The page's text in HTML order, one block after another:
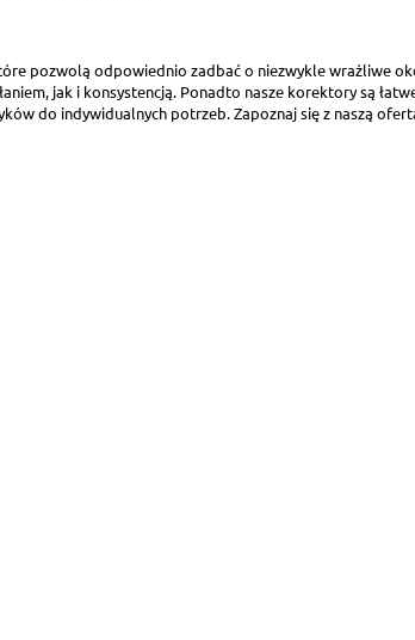
pozwolą odpowiednio zadbać o niezwykle wrażliwe
jak i konsystencją. Ponadto nasze korektory są
do indywidualnych potrzeb. Zapoznaj się z naszą